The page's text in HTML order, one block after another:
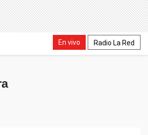
En vivo Radio La Red